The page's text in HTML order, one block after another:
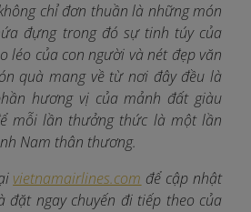
chỉ đơn thuần là những món
đựng trong đó sự tinh túy của
léo của con người và nét đẹp văn
quà mang về từ nơi đây đều là
hương vị của mảnh đất giàu
mỗi lần thưởng thức là một lần
Nam thân thương.
vietnamairlines.com để cập nhật
đặt ngay chuyến đi tiếp theo của